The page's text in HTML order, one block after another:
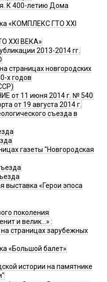
К 400-летию Дома
«КОМПЛЕКС ГТО XXI
XXI ВЕКА»
2013-2014 гг.
страницах новгородских
х годов
от 11 июня 2014 г. № 540
от 19 августа 2014 г.
съезда в
газеты "Новгородская
выставка «Герои эпоса
поколения
и велик…» :
страницах зарубежных
«Большой балет»
истории на памятнике